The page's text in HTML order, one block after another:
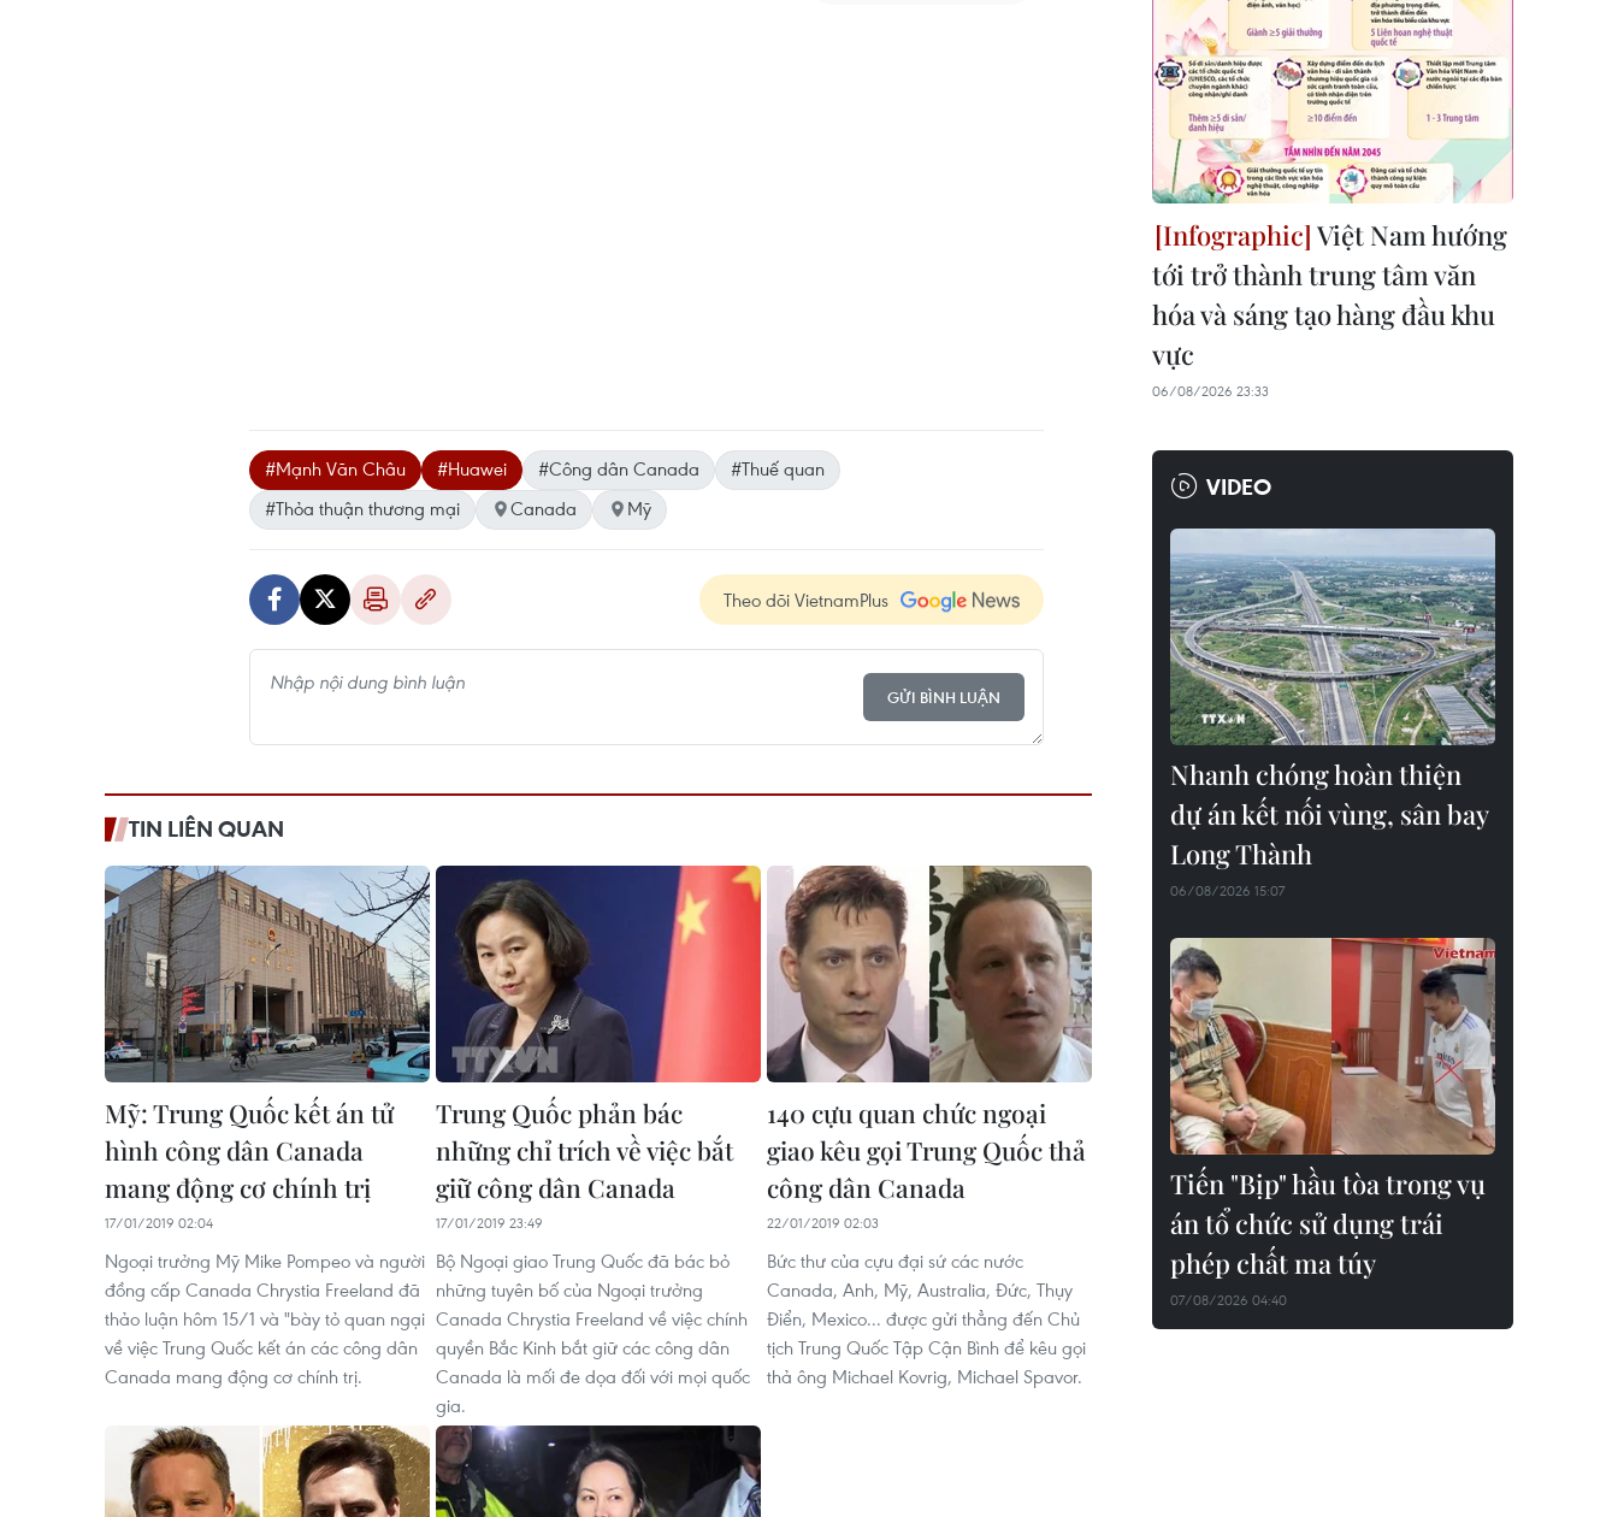
#Mạnh Vãn Châu #Huawei #Công dân Canada
#Thuế quan
#Thỏa thuận thương mại
Canada Mỹ
Theo dõi VietnamPlus
GỬI BÌNH LUẬN
TIN LIÊN QUAN
Mỹ: Trung Quốc kết án tử
hình công dân Canada
mang động cơ chính trị
17/01/2019 02:04
Ngoại trưởng Mỹ Mike Pompeo và người
đồng cấp Canada Chrystia Freeland đã
thảo luận hôm 15/1 và "bày tỏ quan ngại
về việc Trung Quốc kết án các công dân
Canada mang động cơ chính trị.
Trung Quốc phản bác
những chỉ trích về việc bắt
giữ công dân Canada
17/01/2019 23:49
Bộ Ngoại giao Trung Quốc đã bác bỏ
những tuyên bố của Ngoại trưởng
Canada Chrystia Freeland về việc chính
quyền Bắc Kinh bắt giữ các công dân
Canada là mối đe dọa đối với mọi quốc
gia.
140 cựu quan chức ngoại
giao kêu gọi Trung Quốc thả
công dân Canada
22/01/2019 02:03
Bức thư của cựu đại sứ các nước
Canada, Anh, Mỹ, Australia, Đức, Thụy
Điển, Mexico... được gửi thẳng đến Chủ
tịch Trung Quốc Tập Cận Bình để kêu gọi
thả ông Michael Kovrig, Michael Spavor.
Việt Nam hướng
tới trở thành trung tâm văn
hóa và sáng tạo hàng đầu khu
vực
06/08/2026 23:33
VIDEO
Nhanh chóng hoàn thiện
dự án kết nối vùng, sân bay
Long Thành
06/08/2026 15:07
Tiến "Bịp" hầu tòa trong vụ
án tổ chức sử dụng trái
phép chất ma túy
07/08/2026 04:40